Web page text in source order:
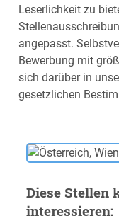
Leserlichkeit zu
angepasst.
Bewerbung mit
sich darüber in
gesetzlichen
Diese Stellen
interessieren: